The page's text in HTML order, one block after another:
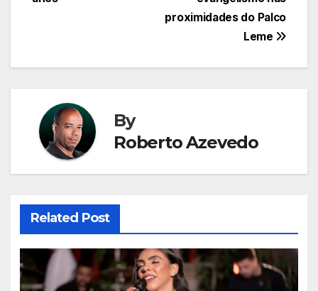
proximidades do Palco
Leme
By
Roberto Azevedo
Related Post